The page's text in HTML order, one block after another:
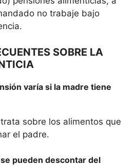
no trabaje bajo
SOBRE LA
varía si la madre tiene
sobre los alimentos que
el padre.
pueden descontar del